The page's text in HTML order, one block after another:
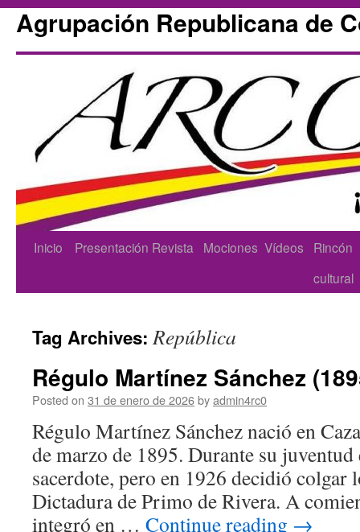
Agrupación Republicana de
Skip
Inicio Presentación Revista Mociones Vídeos
Rincón
cultural
Tag Archives:República
Régulo Martínez Sánchez
Posted on 31 de enero de 2026byadmin4rc0
Régulo Martínez Sánchez nació en
de marzo de 1895. Durante su
sacerdote, pero en 1926 decidió colgar
Dictadura de Primo de Rivera. A
integró en … Continue reading →